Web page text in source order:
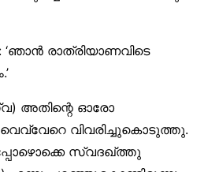
രാത്രിയാണവിടെ
അതിന്റെ ഓരോ
വെവ്വേറെ വിവരിച്ചുകൊടുത്തു.
സ്വദഖ്ത്തു